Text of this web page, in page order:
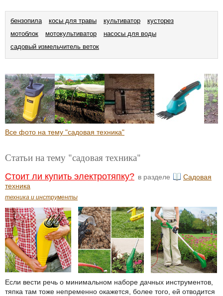
бензопила косы для травы культиватор
кусторез
мотоблок
мотокультиватор
насосы для воды
садовый измельчитель веток
Все фото на тему "садовая техника"
Статьи на тему "садовая техника"
Стоит ли купить электротяпку? в разделе
Садовая
техника
техника и инструменты
Если вести речь о минимальном наборе дачных инструментов,
тяпка там тоже непременно окажется, более того, ей отводится